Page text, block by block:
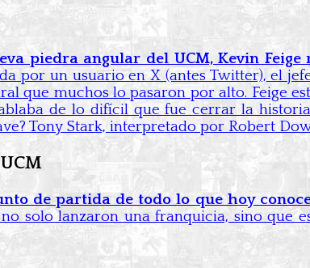
piedra angular del UCM, Kevin
por un usuario en X (antes Twitter), el
que muchos lo pasaron por alto. Feige
de lo difícil que fue cerrar la
Tony Stark, interpretado por Robert
de partida de todo lo que hoy
no solo lanzaron una franquicia, sino